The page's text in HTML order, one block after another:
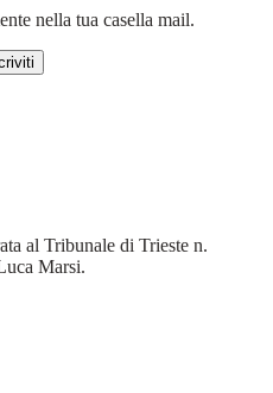
nella tua casella mail.
al Tribunale di Trieste n.
Marsi.